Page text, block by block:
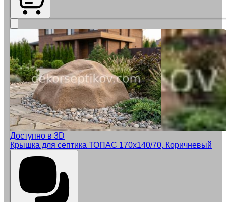
Доступно в 3D
Крышка для септика ТОПАС 170х140/70, Коричневый